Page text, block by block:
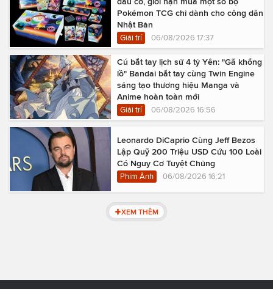
Pokémon TCG chỉ dành cho công dân
Nhật Bản
Giải trí 06/08/2026 17:37
Cú bắt tay lịch sử 4 tỷ Yên: "Gã khổng
lồ" Bandai bắt tay cùng Twin Engine
sáng tạo thương hiệu Manga và
Anime hoàn toàn mới
Giải trí 06/08/2026 16:56
Leonardo DiCaprio Cùng Jeff Bezos
Lập Quỹ 200 Triệu USD Cứu 100 Loài
Có Nguy Cơ Tuyệt Chủng
Phim Ảnh 06/08/2026 16:21
XEM THÊM